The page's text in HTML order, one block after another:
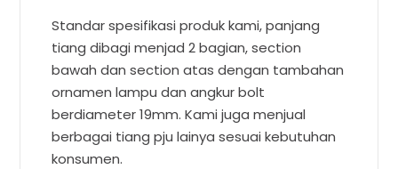
Standar spesifikasi produk kami, panjang
tiang dibagi menjad 2 bagian, section
bawah dan section atas dengan tambahan
ornamen lampu dan angkur bolt
berdiameter 19mm. Kami juga menjual
berbagai tiang pju lainya sesuai kebutuhan
konsumen.